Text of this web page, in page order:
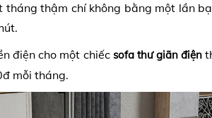
tháng thậm chí không bằng một lần
điện cho một chiếc sofa thư giãn điện
mỗi tháng.